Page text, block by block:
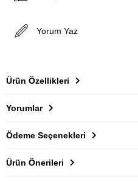
Yorum Yaz
Ürün Özellikleri
Yorumlar
Ödeme Seçenekleri
Ürün Önerileri